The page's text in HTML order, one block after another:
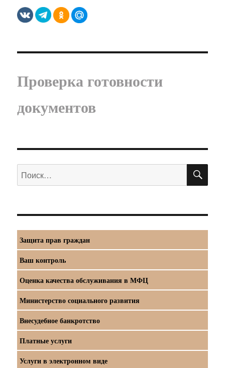
Проверка готовности
документов
Искать:
Защита прав граждан
Ваш контроль
Оценка качества обслуживания в МФЦ
Министерство социального развития
Внесудебное банкротство
Платные услуги
Услуги в электронном виде